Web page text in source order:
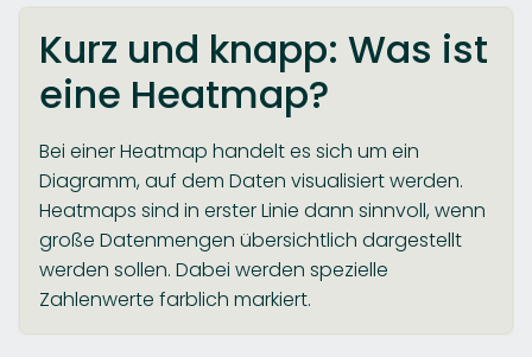
Kurz und knapp: Was ist
eine Heatmap?
Bei einer Heatmap handelt es sich um ein
Diagramm, auf dem Daten visualisiert werden.
Heatmaps sind in erster Linie dann sinnvoll, wenn
große Datenmengen übersichtlich dargestellt
werden sollen. Dabei werden spezielle
Zahlenwerte farblich markiert.